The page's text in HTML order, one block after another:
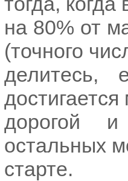
на 80% от
(точного
дорогой
остальных
старте.